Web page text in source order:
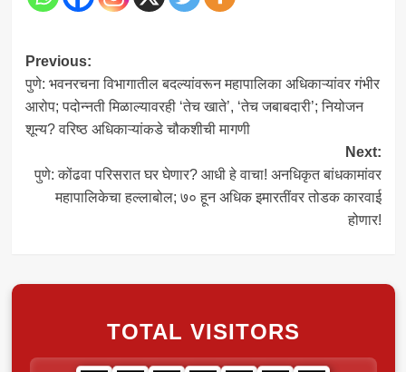
Post
navigation
Previous:
पुणे: भवनरचना विभागातील बदल्यांवरून महापालिका अधिकाऱ्यांवर गंभीर
आरोप; पदोन्‍नती मिळाल्यावरही ‘तेच खाते’, ‘तेच जबाबदारी’; नियोजन
शून्य? वरिष्ठ अधिकाऱ्यांकडे चौकशीची मागणी
Next:
पुणे: कोंढवा परिसरात घर घेणार? आधी हे वाचा! अनधिकृत बांधकामांवर
महापालिकेचा हल्लाबोल; ७० हून अधिक इमारतींवर तोडक कारवाई
होणार!
TOTAL VISITORS